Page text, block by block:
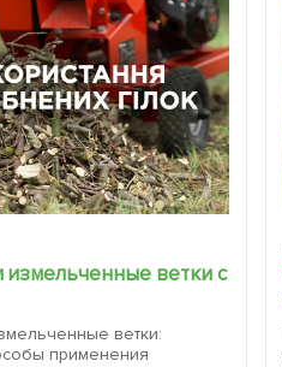
измельченные ветки с
ветки:
применения